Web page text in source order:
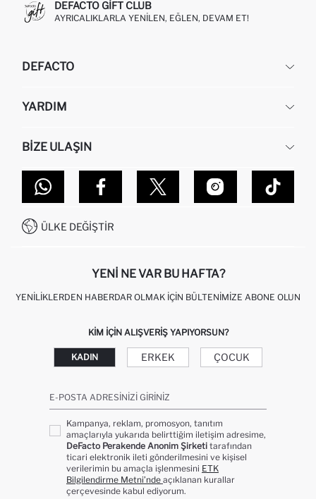
DEFACTO GIFT CLUB
AYRICALIKLARLA YENILEN, EĞLEN, DEVAM ET!
DEFACTO
HAKKIMIZDA
KURUMSAL SATIŞ
DEFACTO TEKNOLOJI
SITEMAP
YARDIM
SIPARIŞIMI NASIL TAKIP EDERIM?
NASIL İADE EDERIM?
GIFT CLUB SIKÇA SORULAN SORULAR
İŞLEM REHBERI
KAMPANYALAR
BIZE ULAŞIN
MAĞAZALARIMIZ
İLETIŞIM FORMU
0850 333 22 86
ÜLKE DEĞIŞTIR
YENI NE VAR BU HAFTA?
YENILIKLERDEN HABERDAR OLMAK İÇIN BÜLTENIMIZE ABONE OLUN
KIM IÇIN ALIŞVERIŞ YAPIYORSUN?
KADIN ERKEK ÇOCUK
E-POSTA ADRESINIZI GIRINIZ
Kampanya, reklam, promosyon, tanıtım
amaçlarıyla yukarıda belirttiğim iletişim adresime,
DeFacto Perakende Anonim Şirketi tarafından
ticari elektronik ileti gönderilmesini ve kişisel
verilerimin bu amaçla işlenmesini ETK
Bilgilendirme Metni’nde açıklanan kurallar
çerçevesinde kabul ediyorum.